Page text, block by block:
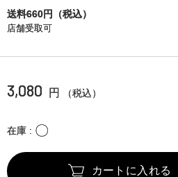
送料660円（税込）
店舗受取可
3,080 円 （税込）
在庫 〇
カートに入れる